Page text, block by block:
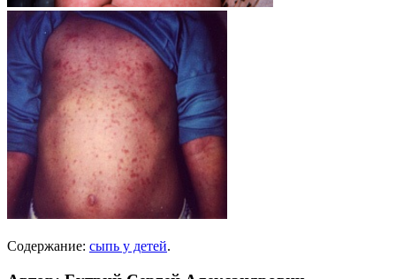
Содержание: сыпь у детей.